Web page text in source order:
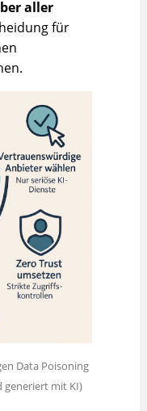
aller
für
Data Poisoning
generiert mit KI)